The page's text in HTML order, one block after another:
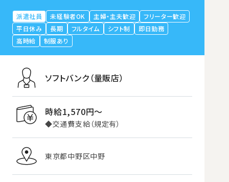
派遣社員 未経験者OK 主婦・主夫歓迎
フリーター歓迎
平日休み
長期 フルタイム シフト制
即日勤務
高時給
制服あり
ソフトバンク（量販店）
時給1,570円〜
◆交通費支給（規定有）
東京都中野区中野